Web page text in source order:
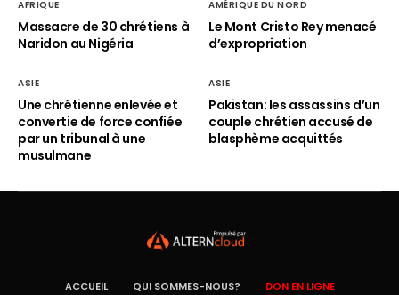
AFRIQUE
Massacre de 30 chrétiens à
Naridon au Nigéria
AMÉRIQUE DU NORD
Le Mont Cristo Rey menacé
d’expropriation
ASIE
Une chrétienne enlevée et
convertie de force confiée
par un tribunal à une
musulmane
ASIE
Pakistan: les assassins d’un
couple chrétien accusé de
blasphème acquittés
ACCUEIL QUI SOMMES-NOUS? DON EN LIGNE